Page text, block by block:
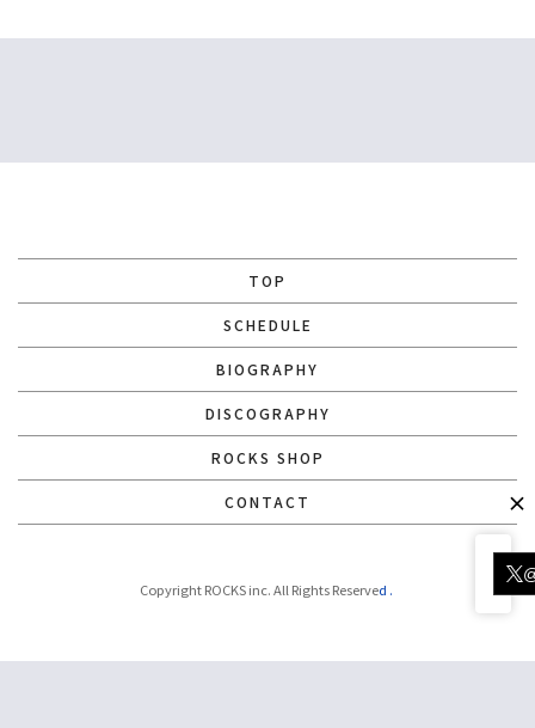
TOP
SCHEDULE
BIOGRAPHY
DISCOGRAPHY
ROCKS SHOP
CONTACT
Copyright ROCKS inc. All Rights Reserved.